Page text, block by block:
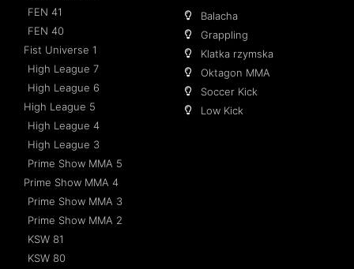
FEN 41
FEN 40
Fist Universe 1
High League 7
High League 6
High League 5
High League 4
High League 3
Prime Show MMA 5
Prime Show MMA 4
Prime Show MMA 3
Prime Show MMA 2
KSW 81
KSW 80
Balacha
Grappling
Klatka rzymska
Oktagon MMA
Soccer Kick
Low Kick